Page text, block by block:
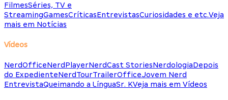
FilmesSéries, TV e
StreamingGamesCríticasEntrevistasCuriosidades e etc.Veja
mais em Notícias
Vídeos
NerdOfficeNerdPlayerNerdCast StoriesNerdologiaDepois
do ExpedienteNerdTourTrailerOfficeJovem Nerd
EntrevistaQueimando a LínguaSr. KVeja mais em Vídeos